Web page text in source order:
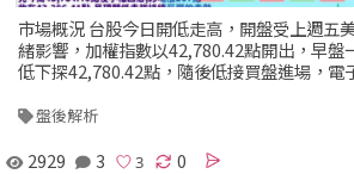
市場概況 台股今日開低走高，開盤受上週五
緒影響，加權指數以42,780.42點開出，早盤
低下探42,780.42點，隨後低接買盤進場，電
盤後解析
2929 3 0